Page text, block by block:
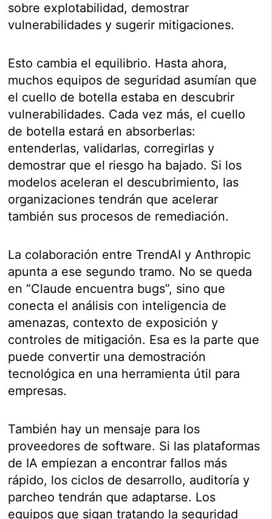
sobre explotabilidad, demostrar
vulnerabilidades y sugerir mitigaciones.
Esto cambia el equilibrio. Hasta ahora,
muchos equipos de seguridad asumían que
el cuello de botella estaba en descubrir
vulnerabilidades. Cada vez más, el cuello
de botella estará en absorberlas:
entenderlas, validarlas, corregirlas y
demostrar que el riesgo ha bajado. Si los
modelos aceleran el descubrimiento, las
organizaciones tendrán que acelerar
también sus procesos de remediación.
La colaboración entre TrendAI y Anthropic
apunta a ese segundo tramo. No se queda
en “Claude encuentra bugs”, sino que
conecta el análisis con inteligencia de
amenazas, contexto de exposición y
controles de mitigación. Esa es la parte que
puede convertir una demostración
tecnológica en una herramienta útil para
empresas.
También hay un mensaje para los
proveedores de software. Si las plataformas
de IA empiezan a encontrar fallos más
rápido, los ciclos de desarrollo, auditoría y
parcheo tendrán que adaptarse. Los
equipos que sigan tratando la seguridad